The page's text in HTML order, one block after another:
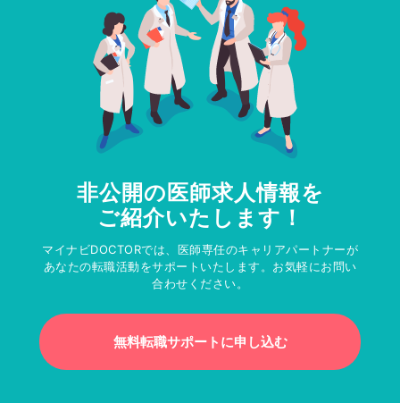
非公開の医師求人情報を
ご紹介いたします！
マイナビDOCTORでは、医師専任のキャリアパートナーが
あなたの転職活動をサポートいたします。お気軽にお問い
合わせください。
無料転職サポートに申し込む